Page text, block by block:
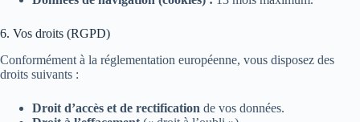
6. Vos droits (RGPD)
Conformément à la réglementation européenne, vous disposez des
droits suivants :
Droit d’accès et de rectification de vos données.